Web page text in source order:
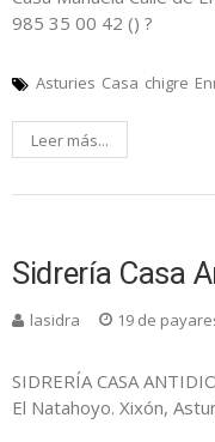
985 35 00 42 () ?
Asturies Casa chigre
Leer más...
Sidrería Casa
lasidra 19 de
SIDRERÍA CASA
El Natahoyo. Xixón,